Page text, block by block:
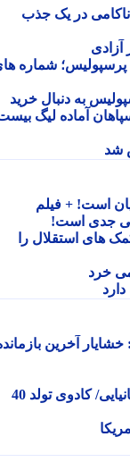
در یک جذب
شماره های
به دنبال خرید
آماده لیگ بیست
است! + فیلم
جدی است!
استقلال را
آخرین بازمانده
مذاکرات جدی برای تمدید قرارداد با گلر اسپانیایی/ کادوی تولد 40